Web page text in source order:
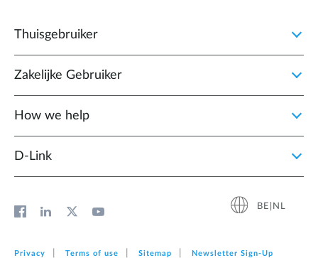
Thuisgebruiker
Zakelijke Gebruiker
How we help
D‑Link
BE|NL
Privacy Terms of use Sitemap Newsletter Sign‑Up